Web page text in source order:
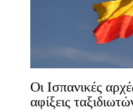
Οι Ισπανικές
αφίξεις